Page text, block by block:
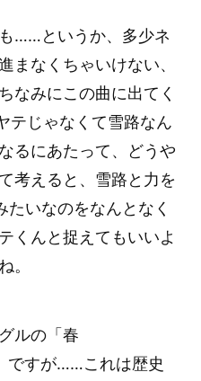
……というか、多少ネ
まなくちゃいけない、
なみにこの曲に出てく
テじゃなくて雪路なん
るにあたって、どうや
考えると、雪路と力を
いなのをなんとなく
くんと捉えてもいいよ
。
ルの「春
ですが……これは歴史